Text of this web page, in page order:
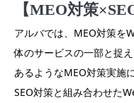
【MEO対策
アルバでは、MEO対策を
体のサービスの一部と捉
あるようなMEO対策実施
SEO対策と組み合わせた